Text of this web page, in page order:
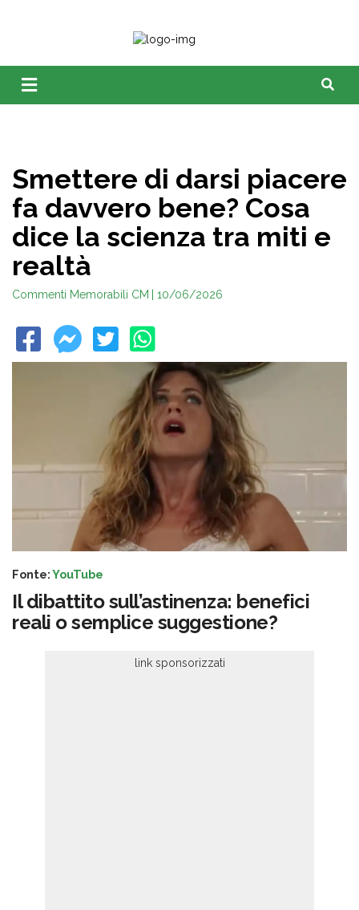
Smettere di darsi piacere
fa davvero bene? Cosa
dice la scienza tra miti e
realtà
Commenti Memorabili CM | 10/06/2026
Fonte:YouTube
Il dibattito sull’astinenza: benefici
reali o semplice suggestione?